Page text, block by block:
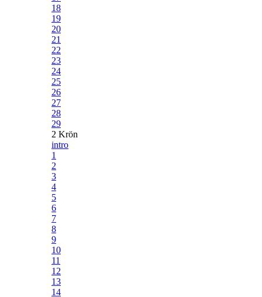
18
19
20
21
22
23
24
25
26
27
28
29
2 Krön
intro
1
2
3
4
5
6
7
8
9
10
11
12
13
14